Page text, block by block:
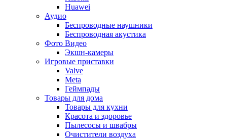
Huawei
Аудио
Беспроводные наушники
Беспроводная акустика
Фото Видео
Экшн-камеры
Игровые приставки
Valve
Meta
Геймпады
Товары для дома
Товары для кухни
Красота и здоровье
Пылесосы и швабры
Очистители воздуха